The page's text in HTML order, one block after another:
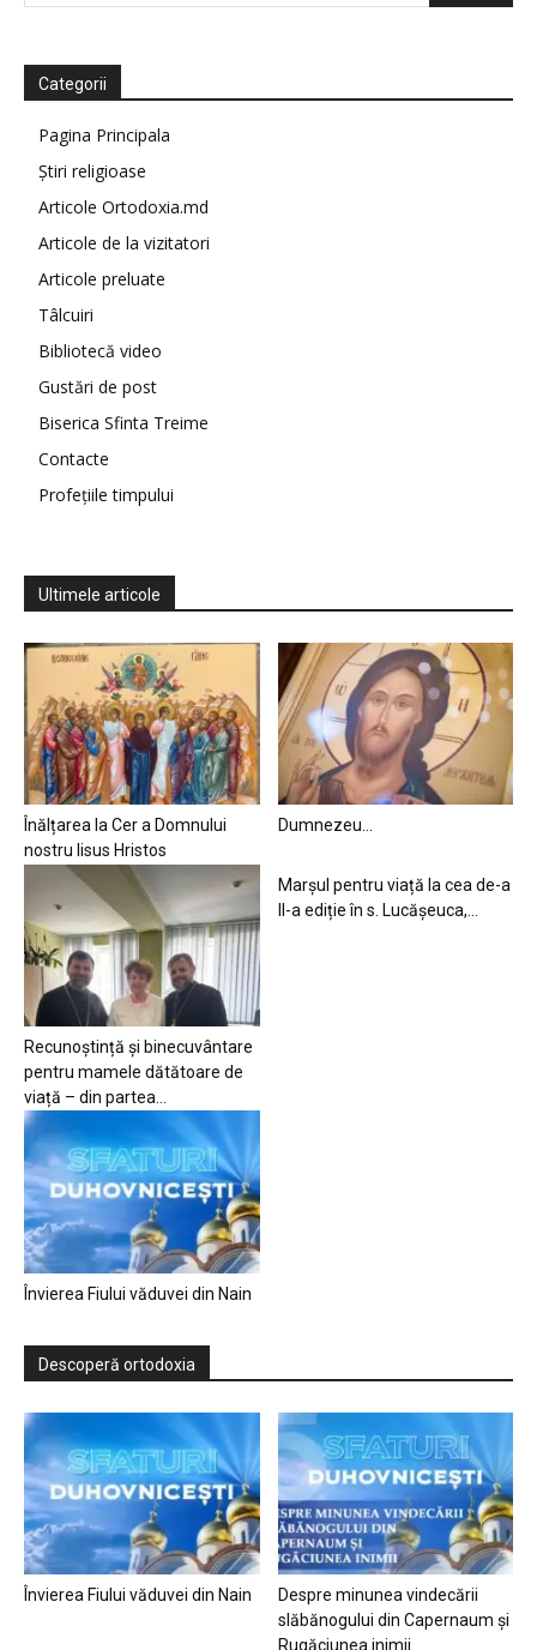
Categorii
Pagina Principala
Știri religioase
Articole Ortodoxia.md
Articole de la vizitatori
Articole preluate
Tâlcuiri
Bibliotecă video
Gustări de post
Biserica Sfinta Treime
Contacte
Profețiile timpului
Ultimele articole
Înălțarea la Cer a Domnului
nostru Iisus Hristos
Dumnezeu…
Recunoștință și binecuvântare
pentru mamele dătătoare de
viață – din partea...
Marșul pentru viață la cea de-a
II-a ediție în s. Lucășeuca,...
Învierea Fiului văduvei din Nain
Descoperă ortodoxia
Învierea Fiului văduvei din Nain
Despre minunea vindecării
slăbănogului din Capernaum și
Rugăciunea inimii